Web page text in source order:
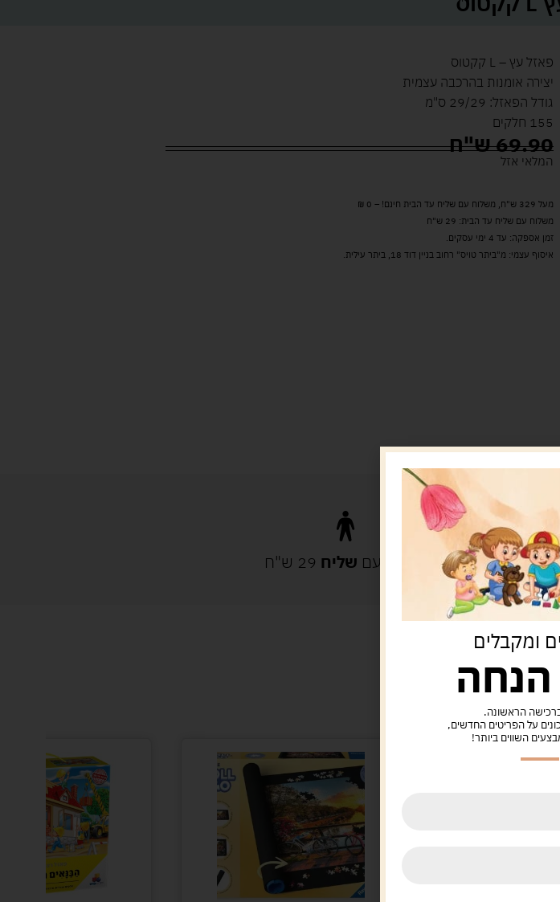
פאזל עץ – L קקטוס
יצירה אומנות בהרכבה עצמית
גודל הפאזל: 29/29 ס"מ
155 חלקים
69.90ש"ח
המלאי אזל
מעל 329 ש"ח, משלוח עם שליח עד הבית חינם! – 0 ₪
משלוח עם שליח עד הבית: 29 ש"ח
זמן אספקה: עד 4 ימי עסקים.
איסוף עצמי: מ"ביתר טויס" רחוב בניין דוד 18, ביתר עילית.
משלוח עם שליח 29 ש"ח
קשורים
ומקבלים
הראשונה.
על הפריטים החדשים,
השווים ביותר!